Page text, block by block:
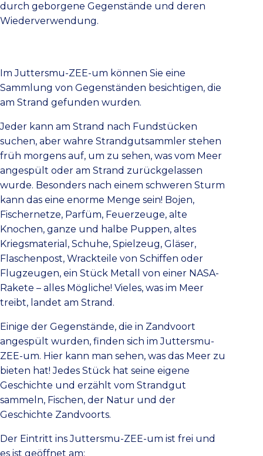
durch geborgene Gegenstände und deren
Wiederverwendung.
Im Juttersmu-ZEE-um können Sie eine
Sammlung von Gegenständen besichtigen, die
am Strand gefunden wurden.
Jeder kann am Strand nach Fundstücken
suchen, aber wahre Strandgutsammler stehen
früh morgens auf, um zu sehen, was vom Meer
angespült oder am Strand zurückgelassen
wurde. Besonders nach einem schweren Sturm
kann das eine enorme Menge sein! Bojen,
Fischernetze, Parfüm, Feuerzeuge, alte
Knochen, ganze und halbe Puppen, altes
Kriegsmaterial, Schuhe, Spielzeug, Gläser,
Flaschenpost, Wrackteile von Schiffen oder
Flugzeugen, ein Stück Metall von einer NASA-
Rakete – alles Mögliche! Vieles, was im Meer
treibt, landet am Strand.
Einige der Gegenstände, die in Zandvoort
angespült wurden, finden sich im Juttersmu-
ZEE-um. Hier kann man sehen, was das Meer zu
bieten hat! Jedes Stück hat seine eigene
Geschichte und erzählt vom Strandgut
sammeln, Fischen, der Natur und der
Geschichte Zandvoorts.
Der Eintritt ins Juttersmu-ZEE-um ist frei und
es ist geöffnet am: